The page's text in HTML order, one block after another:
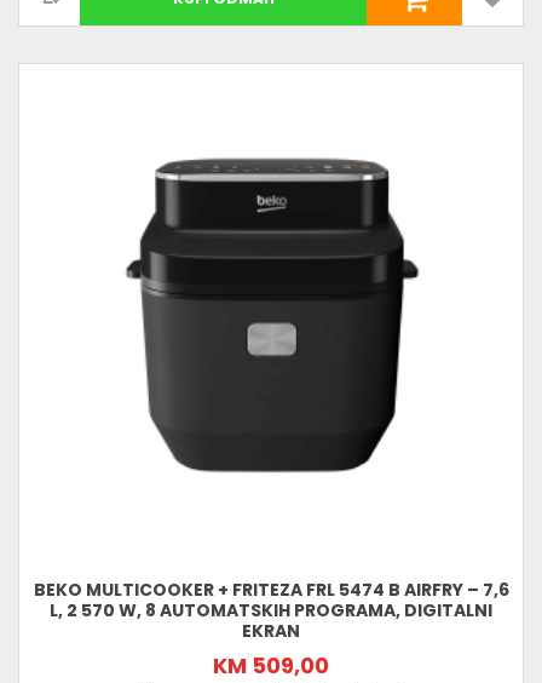
BEKO MULTICOOKER + FRITEZA FRL 5474 B AIRFRY – 7,6
L, 2 570 W, 8 AUTOMATSKIH PROGRAMA, DIGITALNI
EKRAN
KM 509,00